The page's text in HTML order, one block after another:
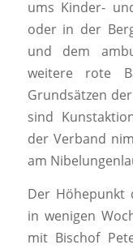
ums Kinder-
oder in der
und dem
weitere rote
Grundsätzen
sind
der Verband
am
Der Höhepunkt
in wenigen
mit Bischof